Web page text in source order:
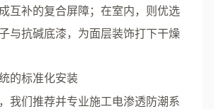
互补的复合屏障；在室内，则优选
与抗碱底漆，为面层装饰打下干燥
的标准化安装
我们推荐并专业施工电渗透防潮系